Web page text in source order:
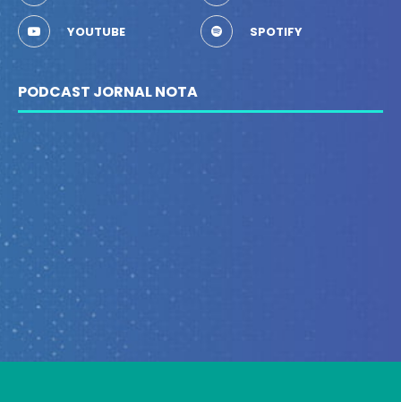
YOUTUBE SPOTIFY
PODCAST JORNAL NOTA